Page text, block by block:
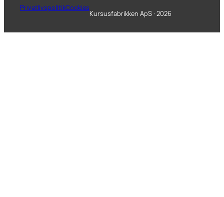
PrivatlivspolitikCookies
Kursusfabrikken ApS · 2026